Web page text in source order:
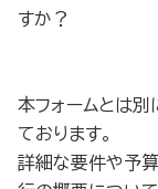
すか？
本フォームとは別
ております。
詳細な要件や予